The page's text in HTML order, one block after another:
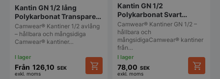
på
produktsidan
Kantin GN 1/2 lång
Polykarbonat Transparent
Cambro Camwear
Camwear® Kantiner 1/2 avlång
– hållbara och mångsidiga
Camwear® kantiner…
Från 126,10 SEK
exkl. moms
Kantin GN 1/2
Polykarbonat Svart
Cambro Camwear
Camwear® Kantiner GN 1/2 –
hållbara och
mångsidigaCamwear® kantiner
från…
78,00 SEK
exkl. moms